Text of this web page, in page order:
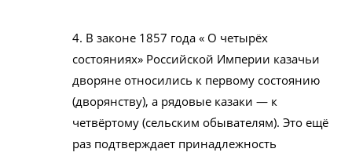
4. В законе 1857 года « О четырёх
состояниях» Российской Империи казачьи
дворяне относились к первому состоянию
(дворянству), а рядовые казаки — к
четвёртому (сельским обывателям). Это ещё
раз подтверждает принадлежность